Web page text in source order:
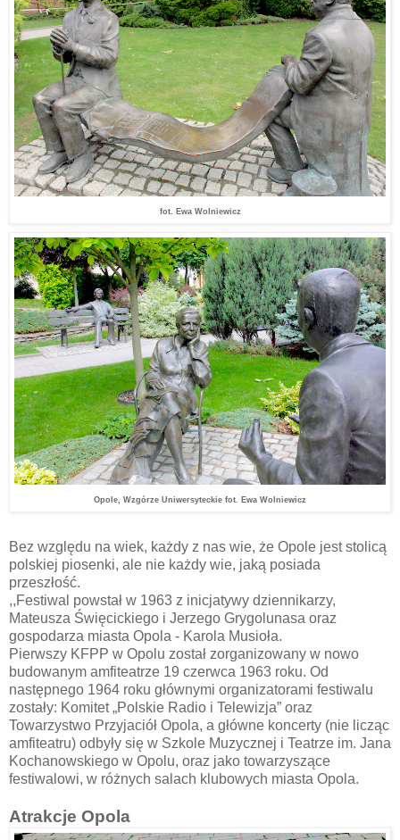
fot. Ewa Wolniewicz
Opole, Wzgórze Uniwersyteckie fot. Ewa Wolniewicz
Bez względu na wiek, każdy z nas wie, że Opole jest stolicą
polskiej piosenki, ale nie każdy wie, jaką posiada
przeszłość.
,,Festiwal powstał w 1963 z inicjatywy dziennikarzy,
Mateusza Święcickiego i Jerzego Grygolunasa oraz
gospodarza miasta Opola - Karola Musioła.
Pierwszy KFPP w Opolu został zorganizowany w nowo
budowanym amfiteatrze 19 czerwca 1963 roku. Od
następnego 1964 roku głównymi organizatorami festiwalu
zostały: Komitet „Polskie Radio i Telewizja” oraz
Towarzystwo Przyjaciół Opola, a główne koncerty (nie licząc
amfiteatru) odbyły się w Szkole Muzycznej i Teatrze im. Jana
Kochanowskiego w Opolu, oraz jako towarzyszące
festiwalowi, w różnych salach klubowych miasta Opola.
Atrakcje Opola